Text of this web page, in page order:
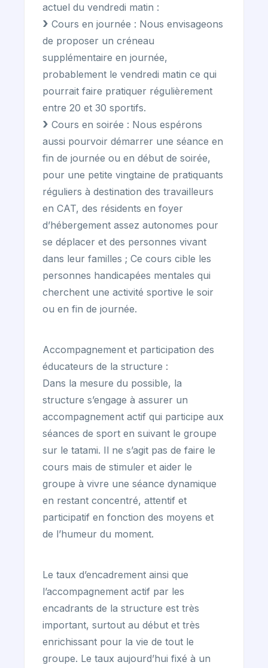
actuel du vendredi matin :
Cours en journée : Nous envisageons
de proposer un créneau
supplémentaire en journée,
probablement le vendredi matin ce qui
pourrait faire pratiquer régulièrement
entre 20 et 30 sportifs.
Cours en soirée : Nous espérons
aussi pourvoir démarrer une séance en
fin de journée ou en début de soirée,
pour une petite vingtaine de pratiquants
réguliers à destination des travailleurs
en CAT, des résidents en foyer
d’hébergement assez autonomes pour
se déplacer et des personnes vivant
dans leur familles ; Ce cours cible les
personnes handicapées mentales qui
cherchent une activité sportive le soir
ou en fin de journée.
Accompagnement et participation des
éducateurs de la structure :
Dans la mesure du possible, la
structure s’engage à assurer un
accompagnement actif qui participe aux
séances de sport en suivant le groupe
sur le tatami. Il ne s’agit pas de faire le
cours mais de stimuler et aider le
groupe à vivre une séance dynamique
en restant concentré, attentif et
participatif en fonction des moyens et
de l’humeur du moment.
Le taux d’encadrement ainsi que
l’accompagnement actif par les
encadrants de la structure est très
important, surtout au début et très
enrichissant pour la vie de tout le
groupe. Le taux aujourd’hui fixé à un